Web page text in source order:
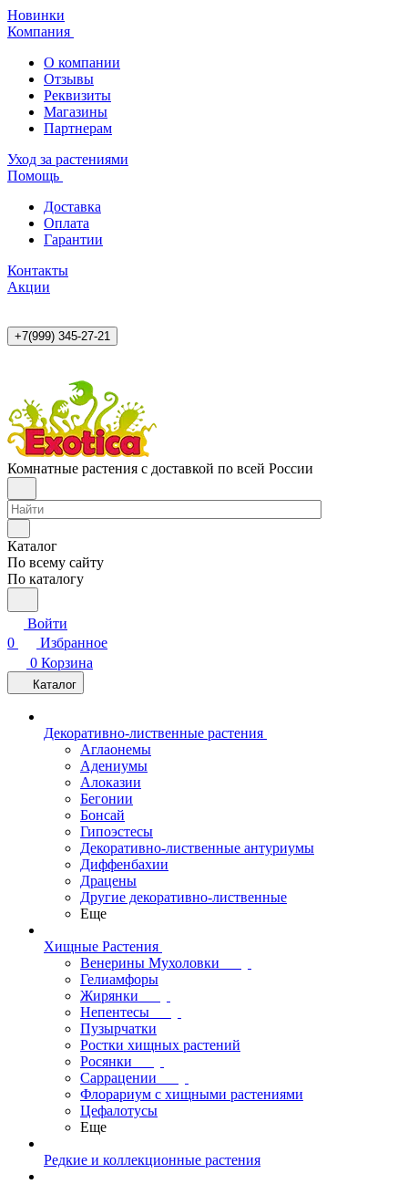
Новинки
Компания
О компании
Отзывы
Реквизиты
Магазины
Партнерам
Уход за растениями
Помощь
Доставка
Оплата
Гарантии
Контакты
Акции
+7(999) 345-27-21
Комнатные растения с доставкой по всей России
Каталог
По всему сайту
По каталогу
Войти
0
Избранное
0 Корзина
Каталог
Декоративно-лиственные растения
Аглаонемы
Адениумы
Алоказии
Бегонии
Бонсай
Гипоэстесы
Декоративно-лиственные антуриумы
Диффенбахии
Драцены
Другие декоративно-лиственные
Еще
Хищные Растения
Венерины Мухоловки
Гелиамфоры
Жирянки
Непентесы
Пузырчатки
Ростки хищных растений
Росянки
Саррацении
Флорариум с хищными растениями
Цефалотусы
Еще
Редкие и коллекционные растения